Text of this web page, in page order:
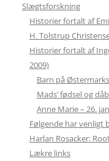
Slægtsforskning
Historier fortalt af
H. Tolstrup
Historier fortalt af
2009)
Barn på
Mads’ fødsel og dåb
Anne Marie – 26.
Følgende har venligt
Harlan Rosacker:
Lækre links